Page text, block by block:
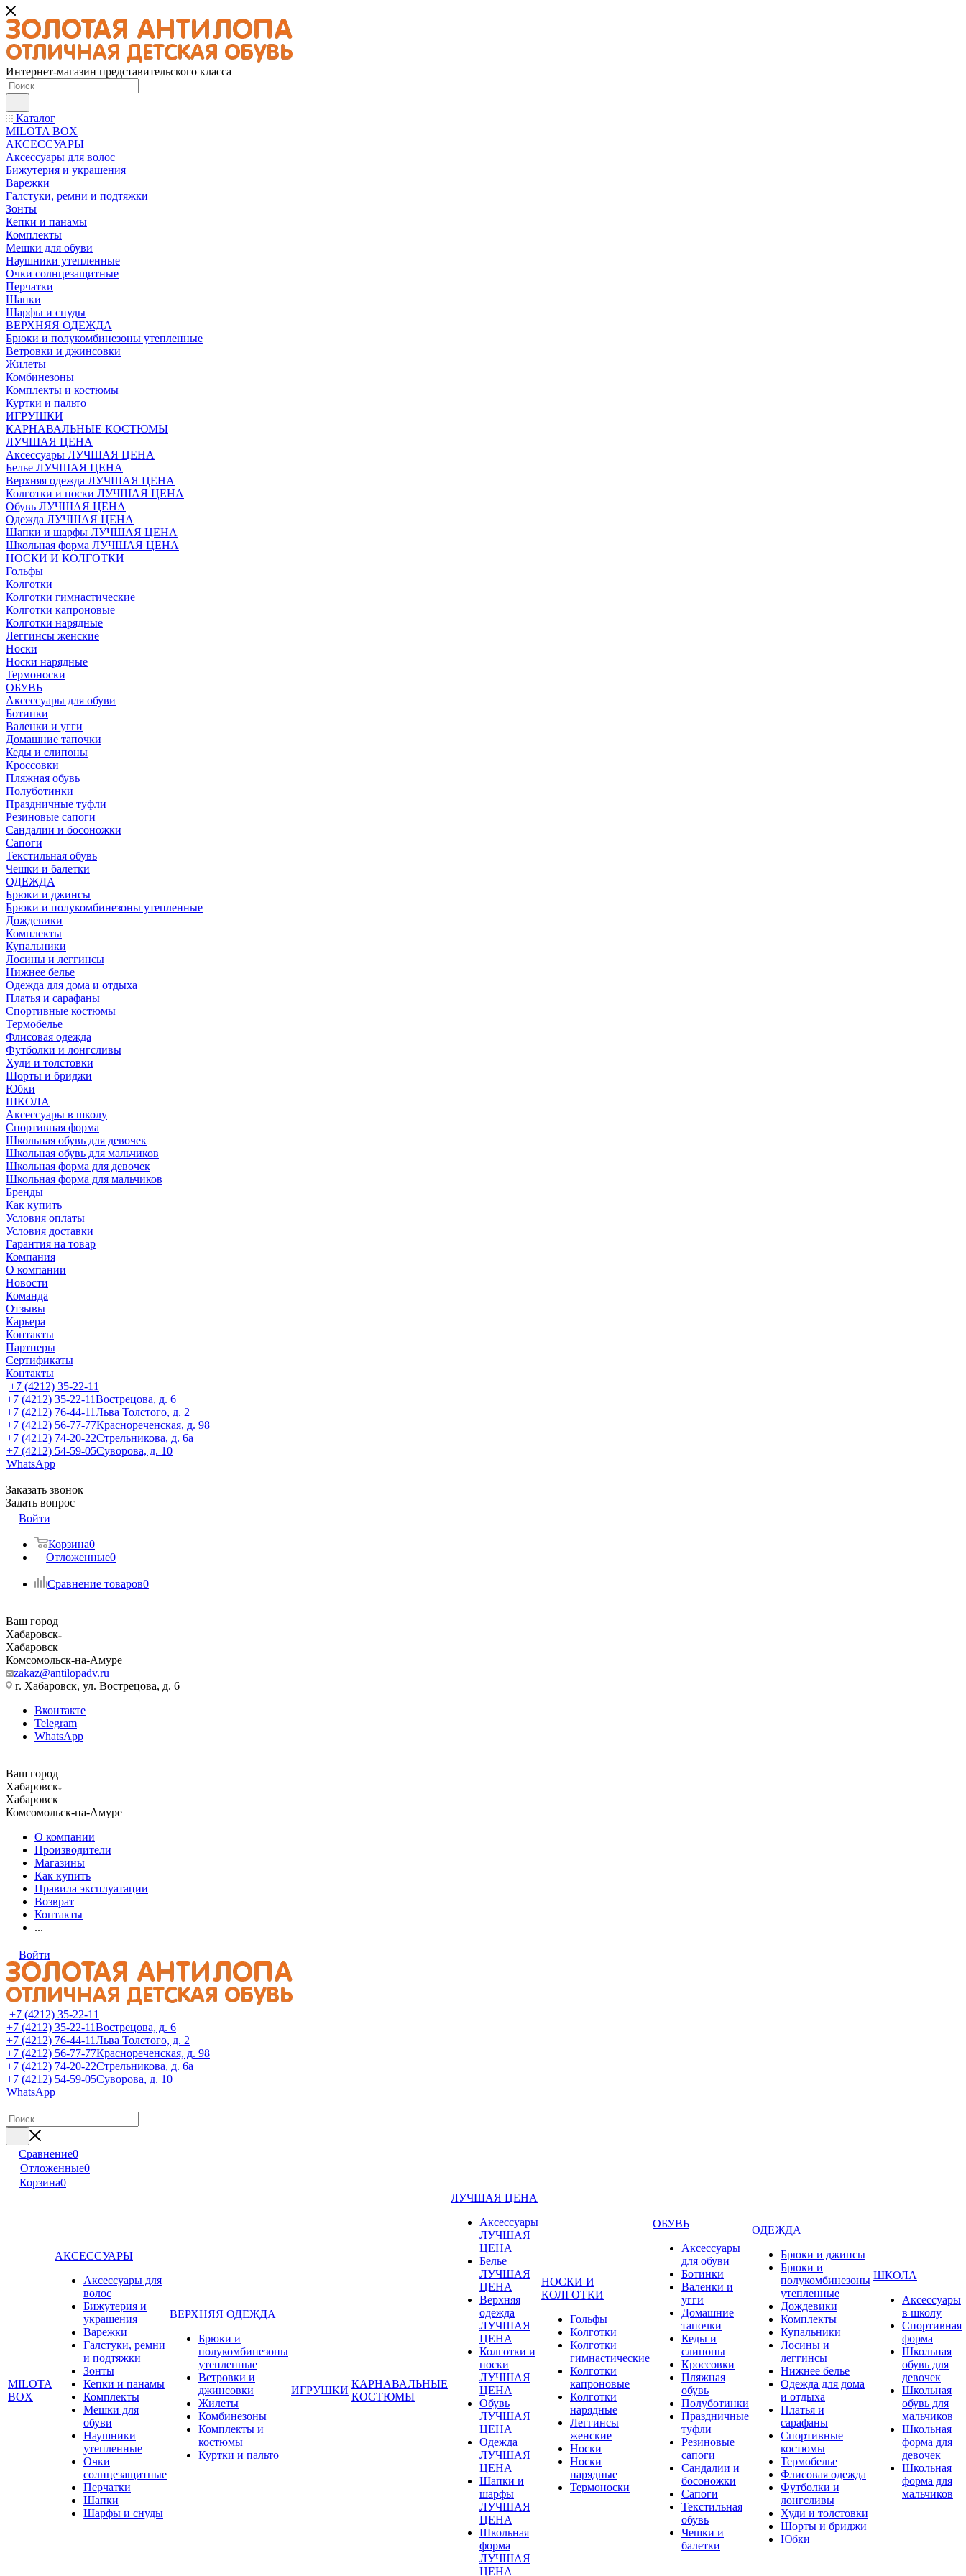
Интернет-магазин представительского класса
Каталог
MILOTA BOX
АКСЕССУАРЫ
Аксессуары для волос
Бижутерия и украшения
Варежки
Галстуки, ремни и подтяжки
Зонты
Кепки и панамы
Комплекты
Мешки для обуви
Наушники утепленные
Очки солнцезащитные
Перчатки
Шапки
Шарфы и снуды
ВЕРХНЯЯ ОДЕЖДА
Брюки и полукомбинезоны утепленные
Ветровки и джинсовки
Жилеты
Комбинезоны
Комплекты и костюмы
Куртки и пальто
ИГРУШКИ
КАРНАВАЛЬНЫЕ КОСТЮМЫ
ЛУЧШАЯ ЦЕНА
Аксессуары ЛУЧШАЯ ЦЕНА
Белье ЛУЧШАЯ ЦЕНА
Верхняя одежда ЛУЧШАЯ ЦЕНА
Колготки и носки ЛУЧШАЯ ЦЕНА
Обувь ЛУЧШАЯ ЦЕНА
Одежда ЛУЧШАЯ ЦЕНА
Шапки и шарфы ЛУЧШАЯ ЦЕНА
Школьная форма ЛУЧШАЯ ЦЕНА
НОСКИ И КОЛГОТКИ
Гольфы
Колготки
Колготки гимнастические
Колготки капроновые
Колготки нарядные
Леггинсы женские
Носки
Носки нарядные
Термоноски
ОБУВЬ
Аксессуары для обуви
Ботинки
Валенки и угги
Домашние тапочки
Кеды и слипоны
Кроссовки
Пляжная обувь
Полуботинки
Праздничные туфли
Резиновые сапоги
Сандалии и босоножки
Сапоги
Текстильная обувь
Чешки и балетки
ОДЕЖДА
Брюки и джинсы
Брюки и полукомбинезоны утепленные
Дождевики
Комплекты
Купальники
Лосины и леггинсы
Нижнее белье
Одежда для дома и отдыха
Платья и сарафаны
Спортивные костюмы
Термобелье
Флисовая одежда
Футболки и лонгсливы
Худи и толстовки
Шорты и бриджи
Юбки
ШКОЛА
Аксессуары в школу
Спортивная форма
Школьная обувь для девочек
Школьная обувь для мальчиков
Школьная форма для девочек
Школьная форма для мальчиков
Бренды
Как купить
Условия оплаты
Условия доставки
Гарантия на товар
Компания
О компании
Новости
Команда
Отзывы
Карьера
Контакты
Партнеры
Сертификаты
Контакты
+7 (4212) 35-22-11
+7 (4212) 35-22-11Вострецова, д. 6
+7 (4212) 76-44-11Льва Толстого, д. 2
+7 (4212) 56-77-77Краснореченская, д. 98
+7 (4212) 74-20-22Стрельникова, д. 6а
+7 (4212) 54-59-05Суворова, д. 10
WhatsApp
Заказать звонок
Задать вопрос
Войти
Корзина0
Отложенные0
Сравнение товаров0
Ваш город
Хабаровск
Хабаровск
Комсомольск-на-Амуре
zakaz@antilopadv.ru
г. Хабаровск, ул. Вострецова, д. 6
Вконтакте
Telegram
WhatsApp
Ваш город
Хабаровск
Хабаровск
Комсомольск-на-Амуре
О компании
Производители
Магазины
Как купить
Правила эксплуатации
Возврат
Контакты
...
Войти
+7 (4212) 35-22-11
+7 (4212) 35-22-11Вострецова, д. 6
+7 (4212) 76-44-11Льва Толстого, д. 2
+7 (4212) 56-77-77Краснореченская, д. 98
+7 (4212) 74-20-22Стрельникова, д. 6а
+7 (4212) 54-59-05Суворова, д. 10
WhatsApp
Сравнение0
Отложенные0
Корзина0
MILOTA
BOX
АКСЕССУАРЫ
Аксессуары для
волос
Бижутерия и
украшения
Варежки
Галстуки, ремни
и подтяжки
Зонты
Кепки и панамы
Комплекты
Мешки для
обуви
Наушники
утепленные
Очки
солнцезащитные
Перчатки
Шапки
Шарфы и снуды
ВЕРХНЯЯ ОДЕЖДА
Брюки и
полукомбинезоны
утепленные
Ветровки и
джинсовки
Жилеты
Комбинезоны
Комплекты и
костюмы
Куртки и пальто
ИГРУШКИ
КАРНАВАЛЬНЫЕ
КОСТЮМЫ
ЛУЧШАЯ ЦЕНА
Аксессуары
ЛУЧШАЯ
ЦЕНА
Белье
ЛУЧШАЯ
ЦЕНА
Верхняя
одежда
ЛУЧШАЯ
ЦЕНА
Колготки и
носки
ЛУЧШАЯ
ЦЕНА
Обувь
ЛУЧШАЯ
ЦЕНА
Одежда
ЛУЧШАЯ
ЦЕНА
Шапки и
шарфы
ЛУЧШАЯ
ЦЕНА
Школьная
форма
ЛУЧШАЯ
ЦЕНА
НОСКИ И
КОЛГОТКИ
Гольфы
Колготки
Колготки
гимнастические
Колготки
капроновые
Колготки
нарядные
Леггинсы
женские
Носки
Носки
нарядные
Термоноски
ОБУВЬ
Аксессуары
для обуви
Ботинки
Валенки и
угги
Домашние
тапочки
Кеды и
слипоны
Кроссовки
Пляжная
обувь
Полуботинки
Праздничные
туфли
Резиновые
сапоги
Сандалии и
босоножки
Сапоги
Текстильная
обувь
Чешки и
балетки
ОДЕЖДА
Брюки и джинсы
Брюки и
полукомбинезоны
утепленные
Дождевики
Комплекты
Купальники
Лосины и
леггинсы
Нижнее белье
Одежда для дома
и отдыха
Платья и
сарафаны
Спортивные
костюмы
Термобелье
Флисовая одежда
Футболки и
лонгсливы
Худи и толстовки
Шорты и бриджи
Юбки
ШКОЛА
Аксессуары
в школу
Спортивная
форма
Школьная
обувь для
девочек
Школьная
обувь для
мальчиков
Школьная
форма для
девочек
Школьная
форма для
мальчиков